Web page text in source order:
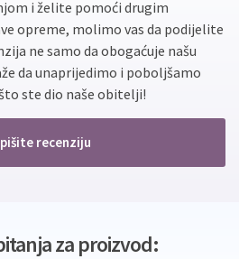
i želite pomoći drugim
opreme, molimo vas da podijelite
ne samo da obogaćuje našu
da unaprijedimo i poboljšamo
ste dio naše obitelji!
recenziju
za proizvod: